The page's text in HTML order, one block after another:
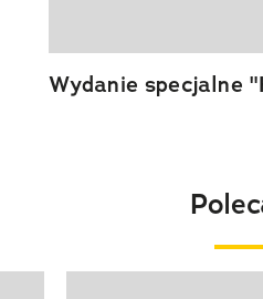
Wydanie specjalne